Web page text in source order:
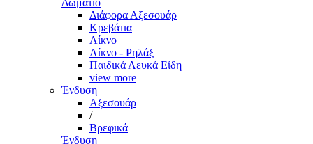
Δωμάτιο
Διάφορα Αξεσουάρ
Κρεβάτια
Λίκνο
Λίκνο - Ρηλάξ
Παιδικά Λευκά Είδη
view more
Ένδυση
Αξεσουάρ
/
Βρεφικά
Ένδυση